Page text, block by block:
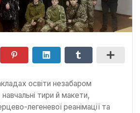
освіти незабаром
тири й макети,
легеневої реанімації та